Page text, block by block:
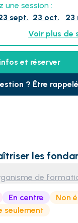
une session :
sept. 23 oct.
23
Voir plus de
et réserver
? Être rappelé
les
de
En centre
Non
seulement